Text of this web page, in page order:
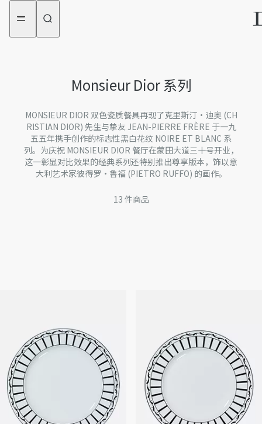
aria_goToMenu
aria_goToContent
Monsieur Dior 系列
MONSIEUR DIOR 双色瓷质餐具再现了克里斯汀·迪奥 (CH
RISTIAN DIOR) 先生与挚友 JEAN-PIERRE FRÈRE 于一九
五五年携手创作的标志性黑白花纹 NOIRE ET BLANC 系
列。为庆祝 MONSIEUR DIOR 餐厅在蒙田大道三十号开业，
这一彰显对比效果的经典系列还特别推出尊享版本，饰以意
大利艺术家彼得罗·鲁福 (PIETRO RUFFO) 的画作。
13 件商品